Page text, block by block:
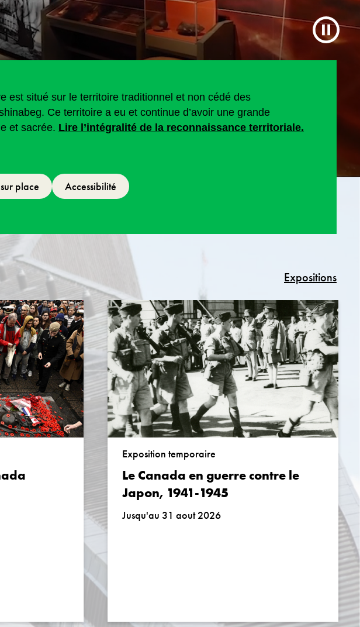
est situé sur le territoire traditionnel et non cédé des
Ce territoire a eu et continue d’avoir une grande
et sacrée. Lire l’intégralité de la reconnaissance territoriale.
place Accessibilité
Expositions
Exposition temporaire
Le Canada en guerre contre le
Japon, 1941-1945
Jusqu'au 31 aout 2026